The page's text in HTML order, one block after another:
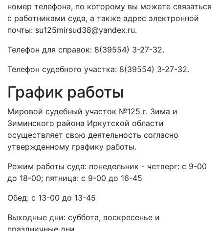
номер телефона, по которому вы можете связаться
с работниками суда, а также адрес электронной
почты: su125mirsud38@yandex.ru.
Телефон для справок: 8(39554) 3-27-32.
Телефон судебного участка: 8(39554) 3-27-32.
График работы
Мировой судебный участок №125 г. Зима и
Зиминского района Иркутской области
осуществляет свою деятельность согласно
утвержденному графику работы.
Режим работы суда: понедельник - четверг: с 9-00
до 18-00; пятница: с 9-00 до 16-45
Обед: с 13-00 до 13-45
Выходные дни: суббота, воскресенье и
праздничные дни